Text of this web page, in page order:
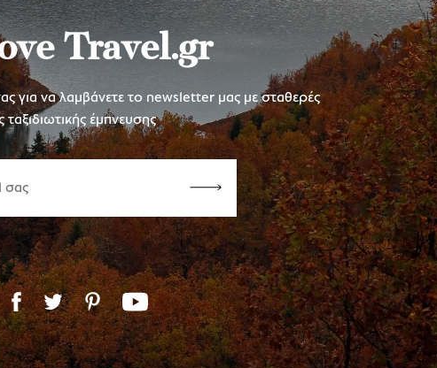
Travel.gr
για να λαμβάνετε το newsletter μας με σταθερές
ταξιδιωτικής έμπνευσης